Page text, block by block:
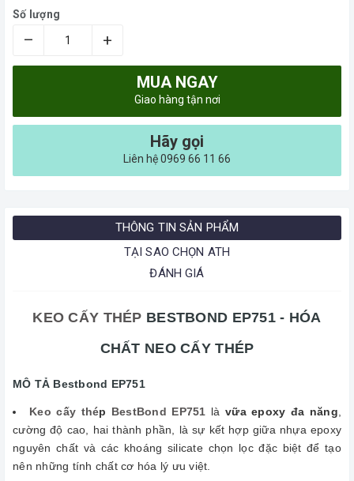
Số lượng
– +
MUA NGAY
Giao hàng tận nơi
Hãy gọi
Liên hệ 0969 66 11 66
THÔNG TIN SẢN PHẨM
TẠI SAO CHỌN ATH
ĐÁNH GIÁ
KEO CẤY THÉP BESTBOND EP751 - HÓA
CHẤT NEO CẤY THÉP
MÔ TẢ Bestbond EP751
Keo cấy thép BestBond EP751 làvữa epoxy đa năng
cường độ cao, hai thành phần, là sự kết hợp giữa nhựa epoxy
nguyên chất và các khoáng silicate chọn lọc đặc biệt để tạo
nên những tính chất cơ hóa lý ưu việt.